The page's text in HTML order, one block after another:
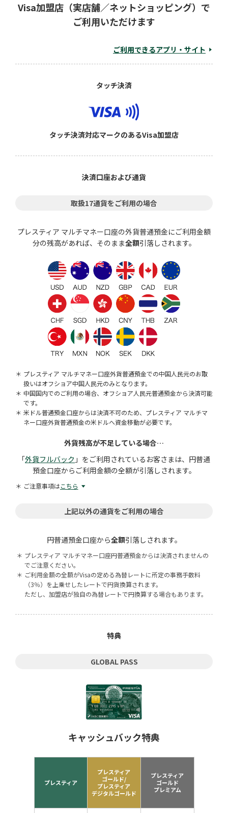
Visa加盟店（実店舗／ネットショッピング）で
ご利用いただけます
ご利用できるアプリ・サイト
タッチ決済
タッチ決済対応マークのあるVisa加盟店
決済口座および通貨
取扱17通貨をご利用の場合
プレスティア マルチマネー口座の外貨普通預金にご利用金額
分の残高があれば、そのまま全額引落しされます。
プレスティア マルチマネー口座外貨普通預金での中国人民元のお取
扱いはオフショア中国人民元のみとなります。
中国国内でのご利用の場合、オフショア人民元普通預金から決済可能
です。
米ドル普通預金口座からは決済不可のため、プレスティア マルチマ
ネー口座外貨普通預金の米ドルへ資金移動が必要です。
外貨残高が不足している場合…
「外貨フルバック 」をご利用されているお客さまは、円普通
預金口座からご利用金額の全額が引落しされます。
ご注意事項はこちら
上記以外の通貨をご利用の場合
円普通預金口座から全額引落しされます。
＊ プレスティア マルチマネー口座円普通預金からは決済されませんの
でご注意ください。
＊ ご利用金額の全額がVisaの定める為替レートに所定の事務手数料
（3％）を上乗せしたレートで円貨換算されます。
ただし、加盟店が独自の為替レートで円換算する場合もあります。
特典
GLOBAL PASS
キャッシュバック特典
プレスティア
プレスティア
ゴールド/
プレスティア
デジタルゴールド
プレスティア
ゴールド
プレミアム